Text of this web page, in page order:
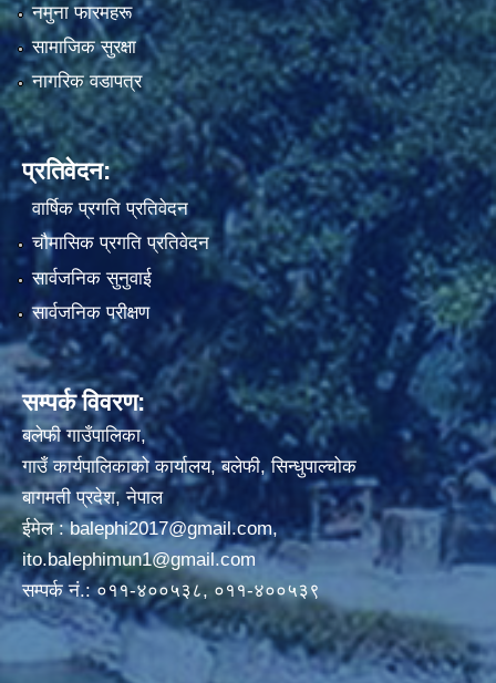
नमुना फारमहरू
सामाजिक सुरक्षा
नागरिक वडापत्र
प्रतिवेदन:
वार्षिक प्रगति प्रतिवेदन
चौमासिक प्रगति प्रतिवेदन
सार्वजनिक सुनुवाई
सार्वजनिक परीक्षण
सम्पर्क विवरण:
बलेफी गाउँपालिका,
गाउँ कार्यपालिकाको कार्यालय, बलेफी, सिन्धुपाल्चोक
बागमती प्रदेश, नेपाल
ईमेल :balephi2017@gmail.com,
ito.balephimun1@gmail.com
सम्पर्क नं.: ०११-४००५३८, ०११-४००५३९